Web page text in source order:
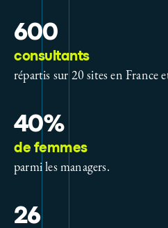
600
consultants
répartis sur 20 sites en France
40%
de femmes
parmi les managers.
26